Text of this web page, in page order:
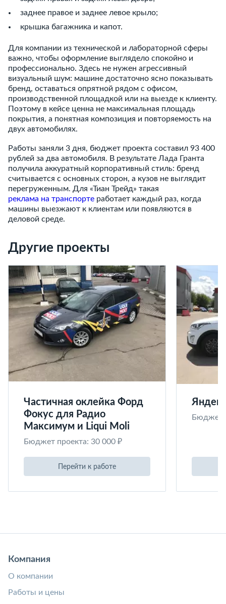
заднее правое и заднее левое крыло;
крышка багажника и капот.
Для компании из технической и лабораторной сферы
важно, чтобы оформление выглядело спокойно и
профессионально. Здесь не нужен агрессивный
визуальный шум: машине достаточно ясно показывать
бренд, оставаться опрятной рядом с офисом,
производственной площадкой или на выезде к клиенту.
Поэтому в кейсе ценна не максимальная площадь
покрытия, а понятная композиция и повторяемость на
двух автомобилях.
Работы заняли 3 дня, бюджет проекта составил 93 400
рублей за два автомобиля. В результате Лада Гранта
получила аккуратный корпоративный стиль: бренд
считывается с основных сторон, а кузов не выглядит
перегруженным. Для «Тиан Трейд» такая
реклама на транспорте работает каждый раз, когда
машины выезжают к клиентам или появляются в
деловой среде.
Другие проекты
Частичная оклейка Форд
Фокус для Радио
Максимум и Liqui Moli
Бюджет проекта: 30 000 ₽
Перейти к работе
Бюджет
Компания
О компании
Работы и цены